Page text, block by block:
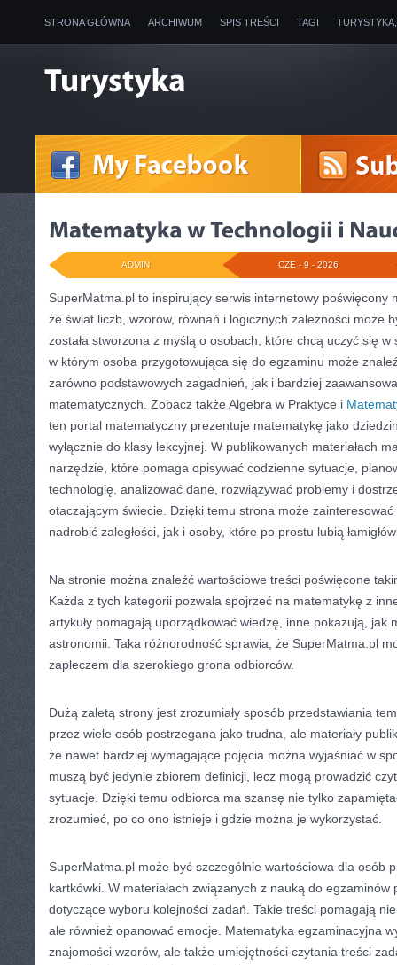
STRONA GŁÓWNA ARCHIWUM SPIS TREŚCI TAGI
CZE - 9 - 2026
ADMIN
SuperMatma.pl to inspirujący serwis internetowy poświęcony
że świat liczb, wzorów, równań i logicznych zależności może
została stworzona z myślą o osobach, które chcą uczyć się
w którym osoba przygotowująca się do egzaminu może
zarówno podstawowych zagadnień, jak i bardziej
matematycznych. Zobacz także Algebra w Praktyce i
ten portal matematyczny prezentuje matematykę jako
wyłącznie do klasy lekcyjnej. W publikowanych materiałach
narzędzie, które pomaga opisywać codzienne sytuacje,
technologię, analizować dane, rozwiązywać problemy i
otaczającym świecie. Dzięki temu strona może
nadrobić zaległości, jak i osoby, które po prostu lubią
Na stronie można znaleźć wartościowe treści poświęcone
Każda z tych kategorii pozwala spojrzeć na matematykę z
artykuły pomagają uporządkować wiedzę, inne pokazują, jak
astronomii. Taka różnorodność sprawia, że SuperMatma.pl
zapleczem dla szerokiego grona odbiorców.
Dużą zaletą strony jest zrozumiały sposób przedstawiania
przez wiele osób postrzegana jako trudna, ale materiały
że nawet bardziej wymagające pojęcia można wyjaśniać w
muszą być jedynie zbiorem definicji, lecz mogą prowadzić
sytuacje. Dzięki temu odbiorca ma szansę nie tylko
zrozumieć, po co ono istnieje i gdzie można je wykorzystać.
SuperMatma.pl może być szczególnie wartościowa dla osób
kartkówki. W materiałach związanych z nauką do egzaminów
dotyczące wyboru kolejności zadań. Takie treści pomagają
ale również opanować emocje. Matematyka egzaminacyjna
znajomości wzorów, ale także umiejętności czytania treści